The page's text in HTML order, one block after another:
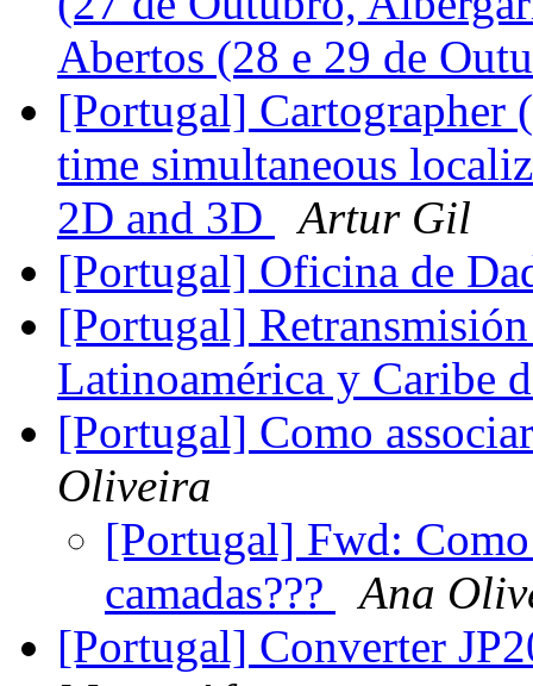
Abertos (28 e 29 de
[Portugal] Cartographer
time simultaneous
2D and 3D
Artur Gil
[Portugal] Oficina de
[Portugal]
Latinoamérica y Caribe
[Portugal] Como
Oliveira
[Portugal] Fwd: Como
camadas???
Ana
[Portugal] Converter